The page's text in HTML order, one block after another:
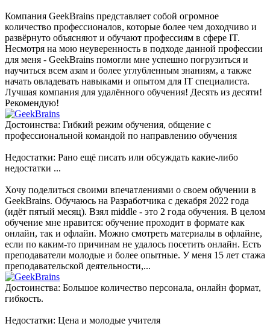
Компания GeekBrains представляет собой огромное
количество профессионалов, которые более чем доходчиво и
развёрнуто объясняют и обучают профессиям в сфере IT.
Несмотря на мою неуверенность в подходе данной профессии
для меня - GeekBrains помогли мне успешно погрузиться и
научиться всем азам и более углубленным знаниям, а также
начать овладевать навыками и опытом для IT специалиста.
Лучшая компания для удалённого обучения! Десять из десяти!
Рекомендую!
Достоинства: Гибкий режим обучения, общение с
профессиональной командой по направлению обучения
Недостатки: Рано ещё писать или обсуждать какие-либо
недостатки ...
Хочу поделиться своими впечатлениями о своем обучении в
GeekBrains. Обучаюсь на Разработчика с декабря 2022 года
(идёт пятый месяц). Взял middle - это 2 года обучения. В целом
обучение мне нравится: обучение проходит в формате как
онлайн, так и офлайн. Можно смотреть материалы в офлайне,
если по каким-то причинам не удалось посетить онлайн. Есть
преподаватели молодые и более опытные. У меня 15 лет стажа
преподавательской деятельности,...
Достоинства: Большое количество персонала, онлайн формат,
гибкость.
Недостатки: Цена и молодые учителя